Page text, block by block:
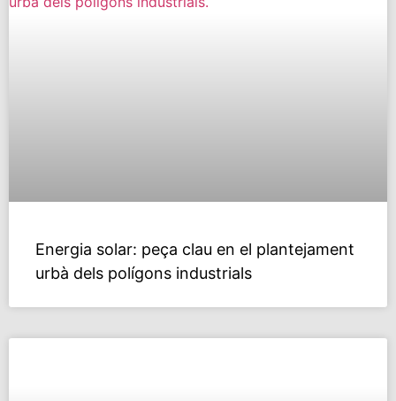
Energia solar: peça clau en el plantejament
urbà dels polí­gons industrials